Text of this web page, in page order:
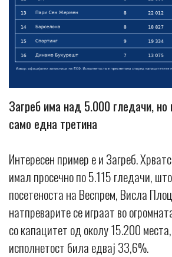
Загреб има над 5.000 гледачи, но
само една третина
Интересен пример е и Загреб.
имал просечно по 5.115 гледачи,
посетеноста на Веспрем, Висла
натпреварите се играат во
со капацитет од околу 15.200
исполнетост била едвај 33,6%.